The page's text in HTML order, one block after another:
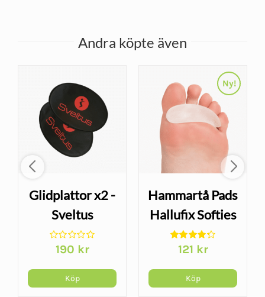
Andra köpte även
Glidplattor x2 -
Sveltus
190 kr
Köp
Ny!
Hammartå Pads
Hallufix Softies
– gelskydd för
hammartå
121 kr
Köp